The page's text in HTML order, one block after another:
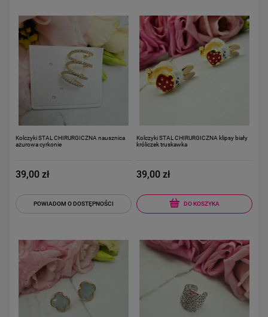
Kolczyki STAL CHIRURGICZNA nausznica
ażurowa cyrkonie
39,00 zł
POWIADOM O DOSTĘPNOŚCI
Kolczyki STAL CHIRURGICZNA klipsy biały
króliczek truskawka
39,00 zł
DO KOSZYKA